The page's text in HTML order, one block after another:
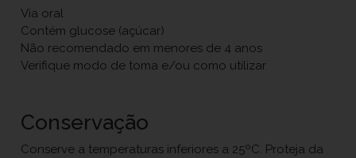
Via oral
Contém glucose (açúcar)
Não recomendado em menores de 4 anos
Verifique modo de toma e/ou como utilizar
Conservação
Conserve a temperaturas inferiores a 25ºC. Proteja da